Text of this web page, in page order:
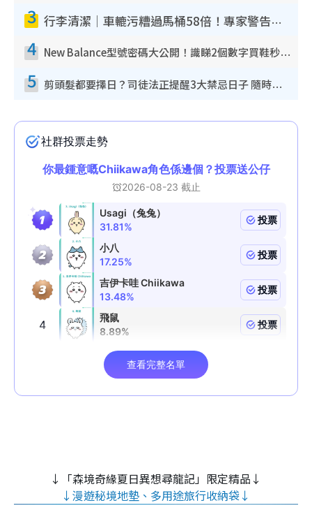
3 行李清潔｜車轆污糟過馬桶58倍！專家警告忌用酒精抹 教1招免污手除菌
4 New Balance型號密碼大公開！識睇2個數字買鞋秒知功能免中伏 附5大熱門鞋款
5 剪頭髮都要擇日？司徒法正提醒3大禁忌日子 隨時剪走財運！呢日剪髮恐「剪壽命」？
↓「森境奇緣夏日異想尋龍記」限定精品↓
↓漫遊秘境地墊、多用途旅行收納袋↓